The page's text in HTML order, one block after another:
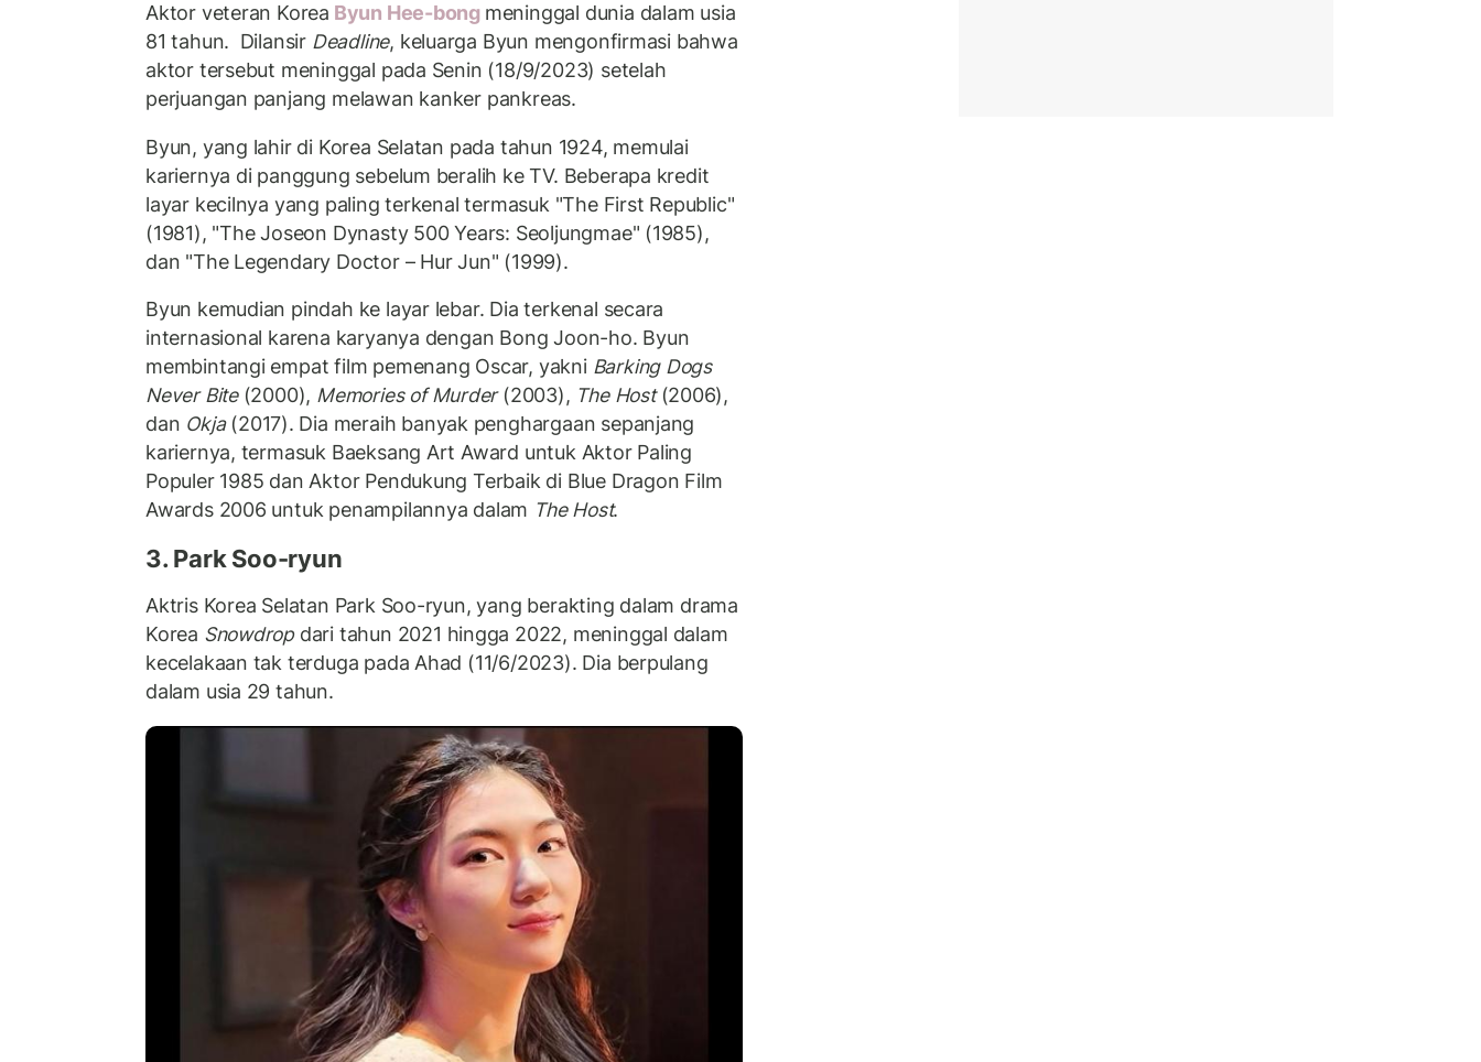
Aktor veteran Korea Byun Hee-bong meninggal dunia dalam usia
81 tahun. Dilansir Deadline, keluarga Byun mengonfirmasi bahwa
aktor tersebut meninggal pada Senin (18/9/2023) setelah
perjuangan panjang melawan kanker pankreas.
Byun, yang lahir di Korea Selatan pada tahun 1924, memulai
kariernya di panggung sebelum beralih ke TV. Beberapa kredit
layar kecilnya yang paling terkenal termasuk "The First Republic"
(1981), "The Joseon Dynasty 500 Years: Seoljungmae" (1985),
dan "The Legendary Doctor – Hur Jun" (1999).
Byun kemudian pindah ke layar lebar. Dia terkenal secara
internasional karena karyanya dengan Bong Joon-ho. Byun
membintangi empat film pemenang Oscar, yakni Barking Dogs
Never Bite(2000), Memories of Murder(2003), The Host(2006),
dan Okja(2017). Dia meraih banyak penghargaan sepanjang
kariernya, termasuk Baeksang Art Award untuk Aktor Paling
Populer 1985 dan Aktor Pendukung Terbaik di Blue Dragon Film
Awards 2006 untuk penampilannya dalam The Host.
3. Park Soo-ryun
Aktris Korea Selatan Park Soo-ryun, yang berakting dalam drama
Korea Snowdropdari tahun 2021 hingga 2022, meninggal dalam
kecelakaan tak terduga pada Ahad (11/6/2023). Dia berpulang
dalam usia 29 tahun.